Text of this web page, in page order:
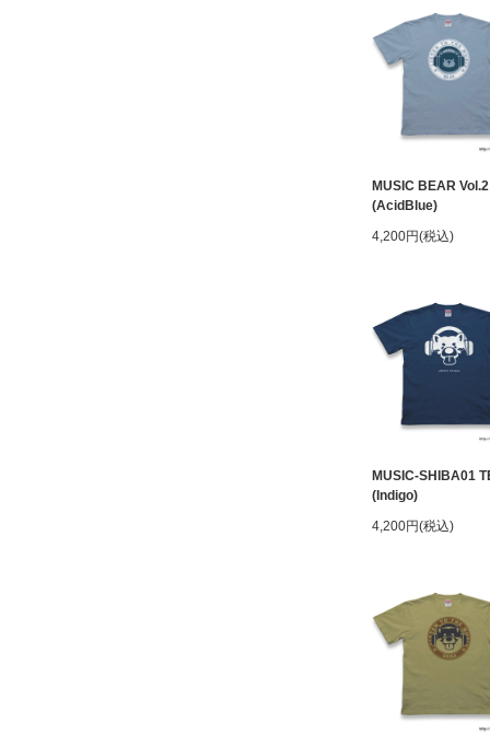
MUSIC BEAR
(AcidBlue)
4,200円(税込)
MUSIC-SHIBA01
(Indigo)
4,200円(税込)